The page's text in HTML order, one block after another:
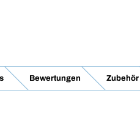
Bewertungen Zubehör